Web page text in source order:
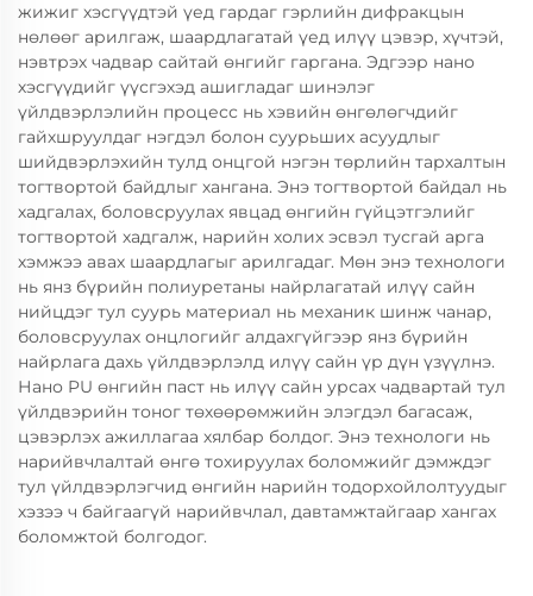
жижиг хэсгүүдтэй үед гардаг гэрлийн дифракцын
нөлөөг арилгаж, шаардлагатай үед илүү цэвэр, хүчтэй,
нэвтрэх чадвар сайтай өнгийг гаргана. Эдгээр нано
хэсгүүдийг үүсгэхэд ашигладаг шинэлэг
үйлдвэрлэлийн процесс нь хэвийн өнгөлөгчдийг
гайхшруулдаг нэгдэл болон суурьших асуудлыг
шийдвэрлэхийн тулд онцгой нэгэн төрлийн тархалтын
тогтвортой байдлыг хангана. Энэ тогтвортой байдал нь
хадгалах, боловсруулах явцад өнгийн гүйцэтгэлийг
тогтвортой хадгалж, нарийн холих эсвэл тусгай арга
хэмжээ авах шаардлагыг арилгадаг. Мөн энэ технологи
нь янз бүрийн полиуретаны найрлагатай илүү сайн
нийцдэг тул суурь материал нь механик шинж чанар,
боловсруулах онцлогийг алдахгүйгээр янз бүрийн
найрлага дахь үйлдвэрлэлд илүү сайн үр дүн үзүүлнэ.
Нано PU өнгийн паст нь илүү сайн урсах чадвартай тул
үйлдвэрийн тоног төхөөрөмжийн элэгдэл багасаж,
цэвэрлэх ажиллагаа хялбар болдог. Энэ технологи нь
нарийвчлалтай өнгө тохируулах боломжийг дэмждэг
тул үйлдвэрлэгчид өнгийн нарийн тодорхойлолтуудыг
хэзээ ч байгаагүй нарийвчлал, давтамжтайгаар хангах
боломжтой болгодог.